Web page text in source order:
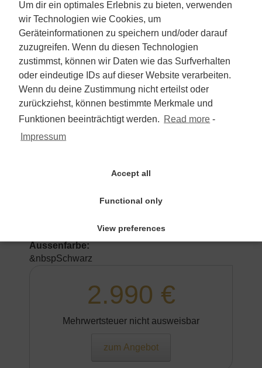
Um dir ein optimales Erlebnis zu bieten, verwenden
wir Technologien wie Cookies, um
Geräteinformationen zu speichern und/oder darauf
zuzugreifen. Wenn du diesen Technologien
zustimmst, können wir Daten wie das Surfverhalten
oder eindeutige IDs auf dieser Website verarbeiten.
Wenn du deine Zustimmung nicht erteilst oder
zurückziehst, können bestimmte Merkmale und
Funktionen beeinträchtigt werden.
Read more -
Impressum
Accept all
Functional only
View preferences
5.990 €
Inkl. 19% USt.
zum Angebot
Renault Megane III TomTom
Aussenfarbe:
&nbspSchwarz
2.990 €
Mehrwertsteuer nicht ausweisbar
zum Angebot